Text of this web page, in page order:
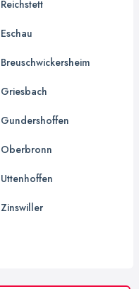
Reichstett
Eschau
Breuschwickersheim
Griesbach
Gundershoffen
Oberbronn
Uttenhoffen
Zinswiller